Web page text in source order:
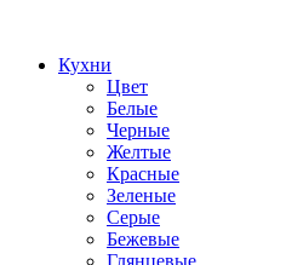
Кухни
Цвет
Белые
Черные
Желтые
Красные
Зеленые
Серые
Бежевые
Глянцевые